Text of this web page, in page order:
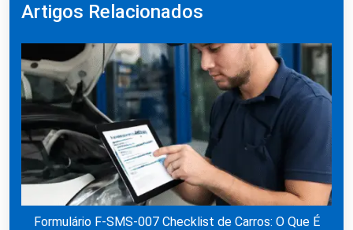
Artigos Relacionados
Formulário F-SMS-007 Checklist de Carros: O Que É